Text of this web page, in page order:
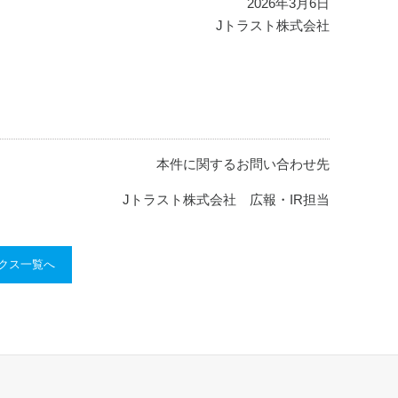
2026年3月6日
Jトラスト株式会社
本件に関するお問い合わせ先
Jトラスト株式会社 広報・IR担当
ス一覧へ